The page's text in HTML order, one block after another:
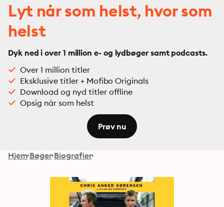
Lyt når som helst, hvor som
helst
Dyk ned i over 1 million e- og lydbøger samt podcasts.
Over 1 million titler
Eksklusive titler + Mofibo Originals
Download og nyd titler offline
Opsig når som helst
Prøv nu
Hjem Bøger Biografier